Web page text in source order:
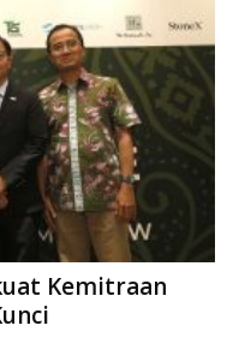
Kemitraan